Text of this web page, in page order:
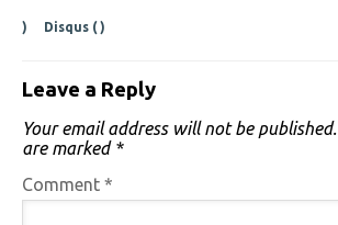
) Disqus ( )
Leave a Reply
Your email address will not be published.
are marked *
Comment *